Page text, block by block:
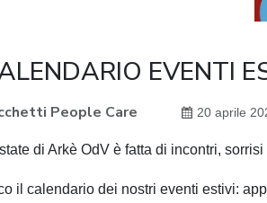
EVENTI
People Care 20 aprile
di Arkè OdV è fatta di incontri,
il calendario dei nostri eventi estivi: